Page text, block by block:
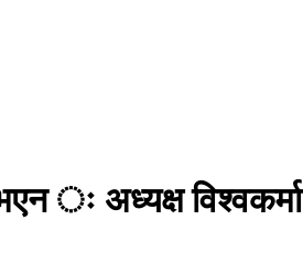
ः अध्यक्ष विश्वकर्मा